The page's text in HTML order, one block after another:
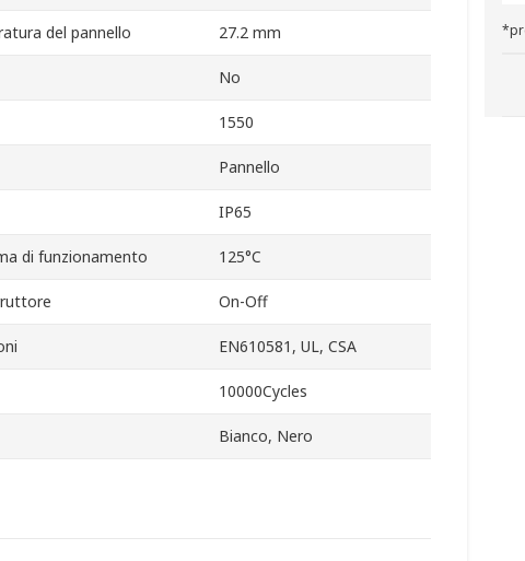
del pannello 27.2 mm
No
1550
Pannello
IP65
di funzionamento 125°C
On-Off
EN610581, UL, CSA
10000Cycles
Bianco, Nero